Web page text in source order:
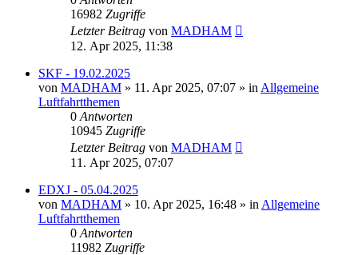
16982 Zugriffe
Letzter Beitrag von MADHAM
12. Apr 2025, 11:38
SKF - 19.02.2025
von MADHAM » 11. Apr 2025, 07:07 » in Allgemeine
Luftfahrtthemen
0 Antworten
10945 Zugriffe
Letzter Beitrag von MADHAM
11. Apr 2025, 07:07
EDXJ - 05.04.2025
von MADHAM » 10. Apr 2025, 16:48 » in Allgemeine
Luftfahrtthemen
0 Antworten
11982 Zugriffe